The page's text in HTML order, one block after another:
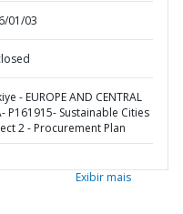
01/03
- EUROPE AND CENTRAL
P161915- Sustainable Cities
2 - Procurement Plan
Exibir mais